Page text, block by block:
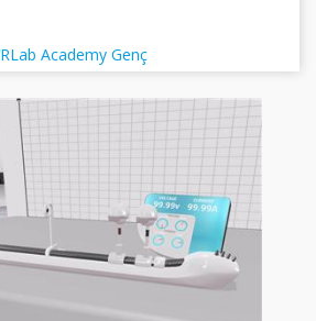
Academy Genç